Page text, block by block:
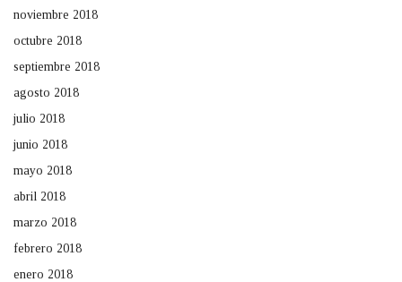
noviembre 2018
octubre 2018
septiembre 2018
agosto 2018
julio 2018
junio 2018
mayo 2018
abril 2018
marzo 2018
febrero 2018
enero 2018